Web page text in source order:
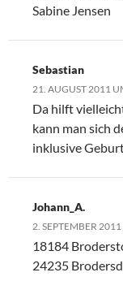
Sabine Jensen
Sebastian
21. AUGUST 2011
Da hilft
kann man sich
inklusive
Johann_A.
2. SEPTEMBER
18184
24235